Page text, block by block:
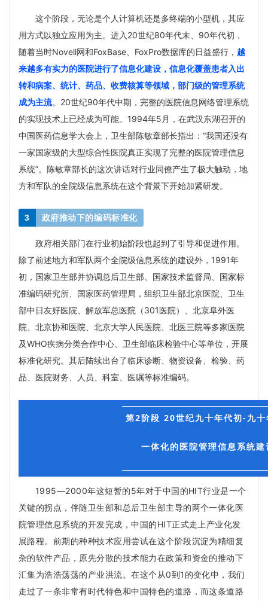
这个阶段，无论是个人计算机还是多终端的小型机，其应
用方式以独立应用为主。进入20世纪80年代末、90年代初，
随着当时Novell网和FoxBase 、FoxPro数据库的日益盛行， 越
来越多有实力的医院进行了信息化建设，信息化覆盖患者入出
转和病案、统计、药品、收费核算等领域，部门级的管理系统
成为主流。20世纪90年代中期，完整的医院信息网络管理系统
的实现技术上已经成为可能。1994年5月，在武汉东湖召开的
中国医药信息学大会上，卫生部陈敏章部长指出：“我国还没有
一家国家级的大型综合性医院真正实现了完整的医院管理信息
系统”。陈敏章部长的这次讲话对行业同僚产生了极大触动，地
方和军队的全院级信息系统在这个背景下开始加紧研发。
3 政府推动下的编码标准化
政府相关部门在行业初始阶段也起到了引导和促进作用。
除了前述地方和军队两个全院级信息系统的建设外，1991年
初，国家卫生部并协调总后卫生部、国家技术监督局、国家标
准编码研究所、国家医药管理局，组织卫生部北京医院、卫生
部中日友好医院、解放军总医院（301医院）、北京阜外医
院、北京协和医院、北京大学人民医院、北医三院等多家医院
及WHO疾病分类合作中心、卫生部临床检验中心等单位，开展
标准化研究。其后陆续出台了临床诊断、物资设备、检验、药
品、医院财务、人员、科室、医嘱等标准编码。
第2阶段 20世纪九十年代初-九十
一体化的医院管理信息系统建
1995—2000年这短暂的5年对于中国的HIT行业是一个
关键的拐点，伴随卫生部和总后卫生部主导的两个一体化医
院管理信息系统的开发完成，中国的HIT正式走上产业化发
展路程。 前期的种种技术应用尝试在这个阶段沉淀为精细复
杂的软件产品，原先分散的技术能力在政策和资金的推动下
汇集为浩浩荡荡的产业洪流。在这个从0到1的变化中，我们
走过了一条非常有时代特色和中国特色的道路，而这条道路